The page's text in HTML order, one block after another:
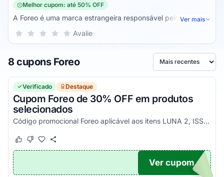
Melhor cupom: até 50% OFF
A Foreo é uma marca estrangeira responsável pelos
massageadores faciais que costumam ser chamados de
impurezas. O produto funciona por meio de pequenas
pulsações responsáveis por movimentar as cerdas
delicadas que estão em contato com o rosto.
Ver mais
Sua nota para Foreo, de 1 a 5 estrelas
5 estrelas
4 estrelas
3 estrelas
2 estrelas
1 estrela Avalie
8 cupons Foreo Ordenar por
Verificado Destaque
Cupom Foreo de 30% OFF em produtos
selecionados
Código promocional Foreo aplicável aos itens LUNA 2, ISSA 2 &amp; ISSA mini 2. Consulte condições e aproveite!
Este cupom funcionou
Este cupom não funcionou
EO
Ver cupom